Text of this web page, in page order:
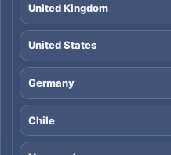
United Kingdom
United States
Germany
Chile